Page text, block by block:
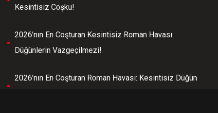
Kesintisiz Coşku!
2026’nın En Coşturan Kesintisiz Roman Havası:
Düğünlerin Vazgeçilmezi!
2026’nın En Coşturan Roman Havası: Kesintisiz Düğün